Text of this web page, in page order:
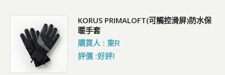
KORUS PRIMALOFT(可觸控滑屏)防水保
暖手套
購買人 : 東R
評價 :好評!